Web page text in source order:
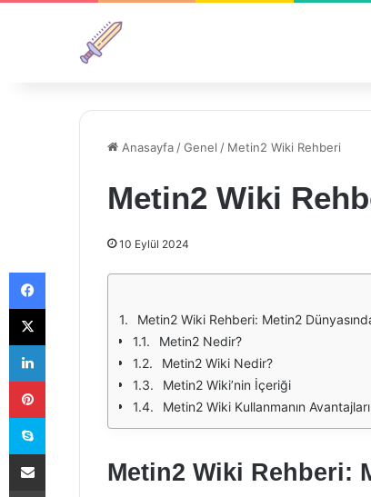
Anasayfa /Genel / Metin2 Wiki Rehberi
Metin2 Wiki
10 Eylül 2024
Metin2 Wiki Rehberi: Metin2
Metin2 Nedir?
Metin2 Wiki Nedir?
Metin2 Wiki’nin İçeriği
Metin2 Wiki Kullanmanın Avantajları
Metin2 Wiki Rehberi:
Facebook
X
LinkedIn
Pinterest
Skype
E-Posta ile paylaş